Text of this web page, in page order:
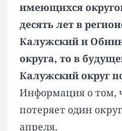
имеющихся
десять лет в
Калужский и
округа, то в
Калужский округ
Информация о том,
потеряет один округ
апреля.